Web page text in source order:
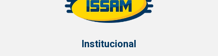
Institucional